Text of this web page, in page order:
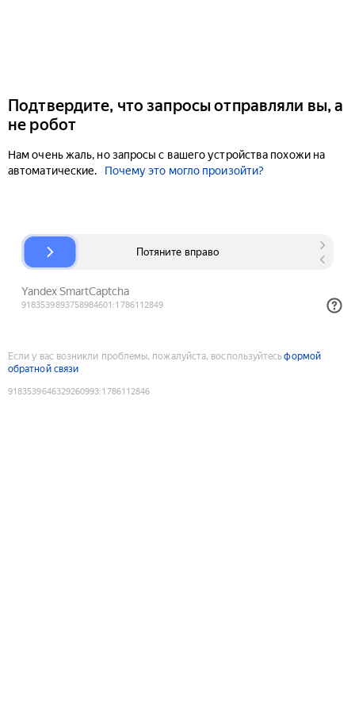
Подтвердите, что запросы отправляли вы, а
не робот
Нам очень жаль, но запросы с вашего устройства похожи на
автоматические.
Почему это могло произойти?
Если у вас возникли проблемы, пожалуйста, воспользуйтесьформой
обратной связи
9183539646329260993:1786112846